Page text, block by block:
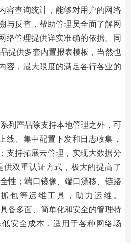
容查询统计，能够对用户的网络
与反查，帮助管理员全面了解网
络管理提供详实准确的依据。同
提供多套内置报表模板，当然也
容，最大限度的满足各行各业的
列产品除支持本地管理之外，可
线、集中配置下发和日志收集，
支持拓展云管理，实现大数据分
供双重认证方式，极大的提高了
性；端口镜像、端口漂移、链路
包等运维工具，助力运维。
备多面、简单化和安全的管理特
安全成本，适用于各种网络场